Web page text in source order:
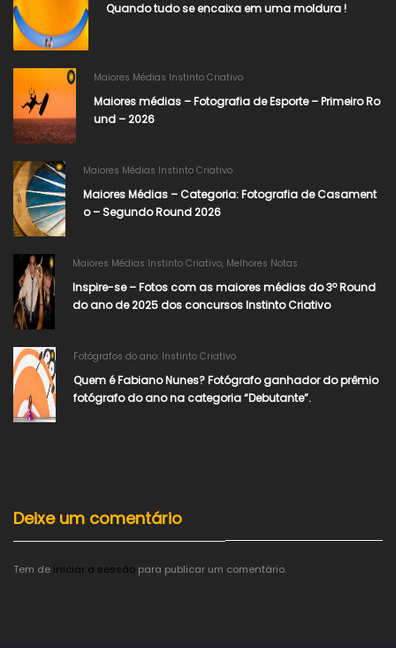
Quando tudo se encaixa em uma moldura !
Maiores Médias Instinto Criativo
Maiores médias – Fotografia de Esporte – Primeiro Ro
und – 2026
Maiores Médias Instinto Criativo
Maiores Médias – Categoria: Fotografia de Casament
o – Segundo Round 2026​
Maiores Médias Instinto Criativo, Melhores Notas
Inspire-se – Fotos com as maiores médias do 3º Round
do ano de 2025 dos concursos Instinto Criativo
Fotógrafos do ano: Instinto Criativo
Quem é Fabiano Nunes? Fotógrafo ganhador do prêmio
fotógrafo do ano na categoria “Debutante”.
Deixe um comentário
Tem de iniciar a sessão para publicar um comentário.